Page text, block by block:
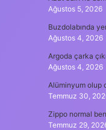
Ağustos 5, 2026
Buzdolabında
Ağustos 4, 2026
Argoda çarka
Ağustos 4, 2026
Alüminyum olup
Temmuz 30,
Zippo normal
Temmuz 29,